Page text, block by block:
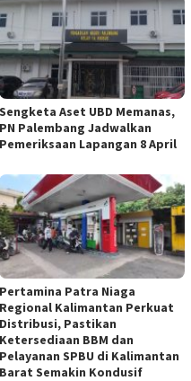
Sengketa Aset UBD Memanas,
PN Palembang Jadwalkan
Pemeriksaan Lapangan 8 April
Pertamina Patra Niaga
Regional Kalimantan Perkuat
Distribusi, Pastikan
Ketersediaan BBM dan
Pelayanan SPBU di Kalimantan
Barat Semakin Kondusif